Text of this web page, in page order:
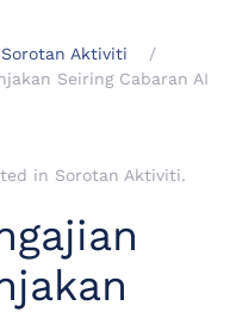
Sorotan Aktiviti
Seiring Cabaran AI
in Sorotan Aktiviti.